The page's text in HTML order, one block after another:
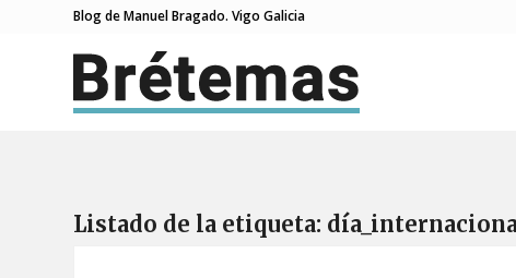
Blog de Manuel Bragado. Vigo Galicia
Listado de la etiqueta: